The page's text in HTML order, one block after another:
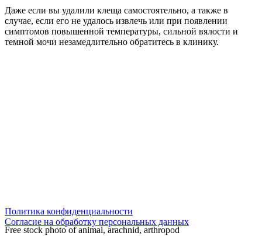
Даже если вы удалили клеща самостоятельно, а также в
случае, если его не удалось извлечь или при появлении
симптомов повышенной температуры, сильной вялости и
темной мочи незамедлительно обратитесь в клинику.
Free stock photo of animal, arachnid, arthropod
Политика конфиденциальности
Согласие на обработку персональных данных